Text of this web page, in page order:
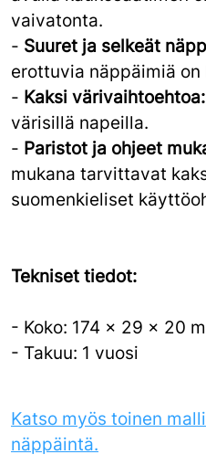
vaivatonta.
- Suuret ja selkeät
erottuvia näppäimiä on
- Kaksi värivaihtoehtoa:
värisillä napeilla.
- Paristot ja ohjeet
mukana tarvittavat
suomenkieliset
Tekniset tiedot:
- Koko: 174 x 29 x 20
- Takuu: 1 vuosi
Katso myös toinen
näppäintä.